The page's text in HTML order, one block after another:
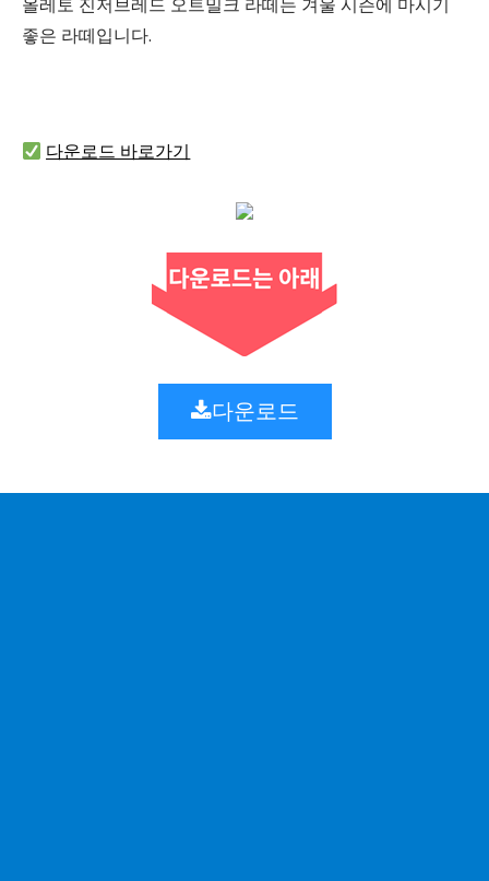
올레토 진저브레드 오트밀크 라떼는 겨울 시즌에 마시기
좋은 라떼입니다.
다운로드 바로가기
다운로드